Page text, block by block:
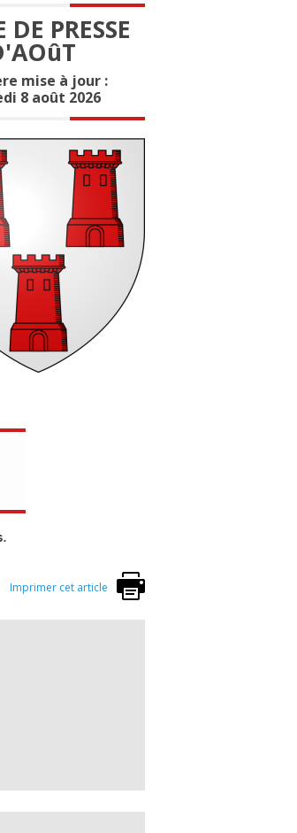
DE PRESSE
mise à jour :
8 août 2026
Imprimer cet article